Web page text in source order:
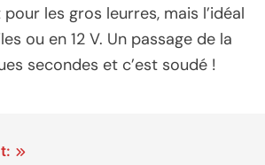
les gros leurres, mais l’idéal
ou en 12 V. Un passage de la
secondes et c’est soudé !